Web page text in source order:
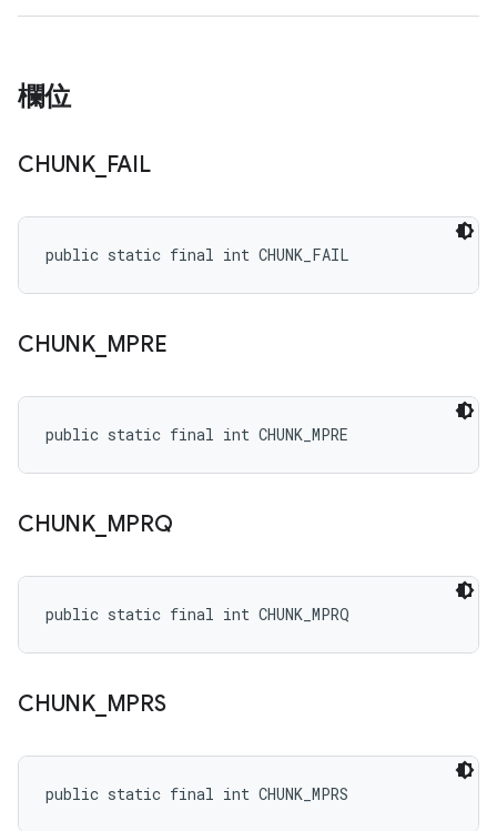
欄位
CHUNK_ FAIL
public static final int CHUNK_FAIL
CHUNK_ MPRE
public static final int CHUNK_MPRE
CHUNK_ MPRQ
public static final int CHUNK_MPRQ
CHUNK_ MPRS
public static final int CHUNK_MPRS